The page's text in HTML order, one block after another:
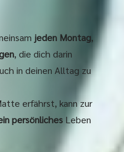
jeden Montag,
, die dich darin
in deinen Alltag zu
erfährst, kann zur
persönlichesLeben